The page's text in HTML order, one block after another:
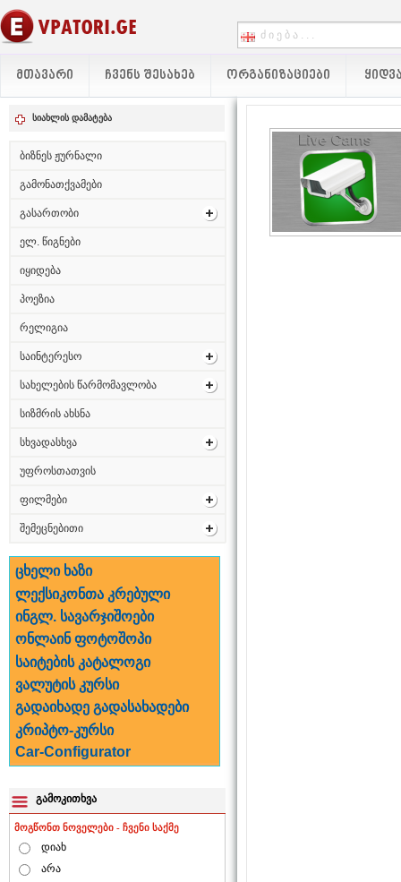
ᲛᲗᲐᲕᲐᲠᲘ ᲩᲕᲔᲜᲡ ᲨᲔᲡᲐᲮᲔᲑ ᲝᲠᲒᲐᲜᲘᲖᲐᲪᲘᲔᲑᲘ
სიახლის დამატება
ბიზნეს ჟურნალი
გამონათქვამები
გასართობი
ელ. წიგნები
იყიდება
პოეზია
რელიგია
საინტერესო
სახელების წარმომავლობა
სიზმრის ახსნა
სხვადასხვა
უფროსთათვის
ფილმები
შემეცნებითი
ცხელი ხაზი
ლექსიკონთა კრებული
ინგლ. სავარჯიშოები
ონლაინ ფოტოშოპი
საიტების კატალოგი
ვალუტის კურსი
გადაიხადე გადასახადები
კრიპტო-კურსი
Car-Configurator
გამოკითხვა
მოგწონთ ნოველები - ჩვენი საქმე
დიახ
არა